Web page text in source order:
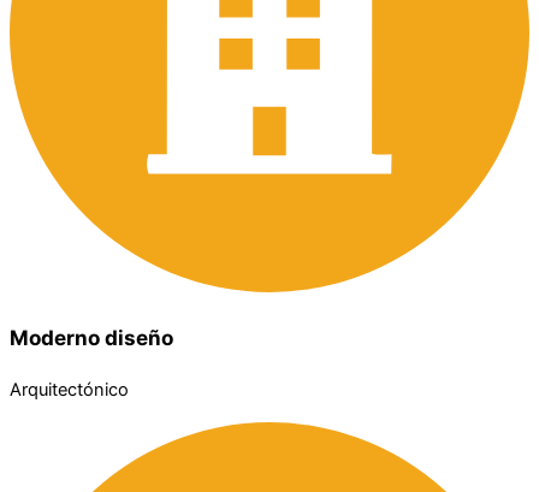
Moderno diseño
Arquitectónico